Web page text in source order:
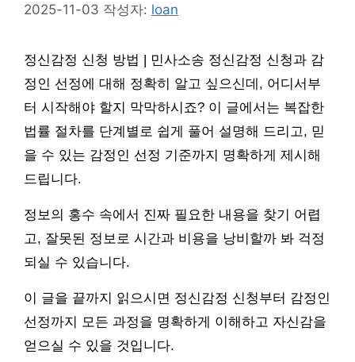
2025-11-03 작성자: loan
정신감정 신청 방법 | 민사소송 정신감정 신청과 감
정인 선정에 대해 정확히 알고 싶으신데, 어디서부
터 시작해야 할지 막막하시죠? 이 글에서는 복잡한
법률 절차를 단계별로 쉽게 풀어 설명해 드리고, 믿
을 수 있는 감정인 선정 기준까지 명확하게 제시해
드립니다.
정보의 홍수 속에서 진짜 필요한 내용을 찾기 어렵
고, 잘못된 정보로 시간과 비용을 낭비할까 봐 걱정
되실 수 있습니다.
이 글을 끝까지 읽으시면 정신감정 신청부터 감정인
선정까지 모든 과정을 명확하게 이해하고 자신감을
얻으실 수 있을 것입니다.